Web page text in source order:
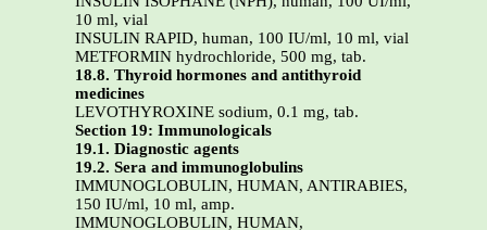
10 ml, vial
INSULIN RAPID, human, 100 IU/ml, 10 ml, vial
METFORMIN hydrochloride, 500 mg, tab.
18.8. Thyroid hormones and antithyroid
medicines
LEVOTHYROXINE sodium, 0.1 mg, tab.
Section 19: Immunologicals
19.1. Diagnostic agents
19.2. Sera and immunoglobulins
IMMUNOGLOBULIN, HUMAN, ANTIRABIES,
150 IU/ml, 10 ml, amp.
IMMUNOGLOBULIN, HUMAN,